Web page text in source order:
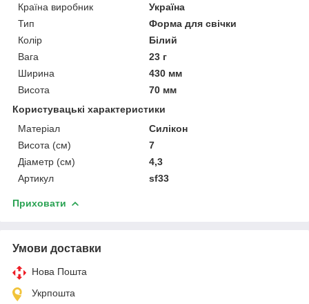
Країна виробник
Україна
Тип
Форма для свічки
Колір
Білий
Вага
23 г
Ширина
430 мм
Висота
70 мм
Користувацькі характеристики
Матеріал
Силікон
Висота (см)
7
Діаметр (см)
4,3
Артикул
sf33
Приховати
Умови доставки
Нова Пошта
Укрпошта